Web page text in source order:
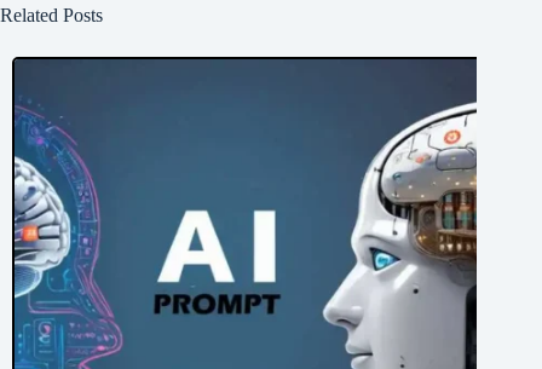
Related Posts